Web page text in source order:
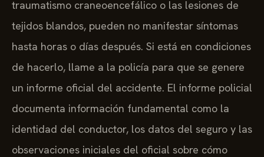
traumatismo craneoencefálico o las lesiones de
tejidos blandos, pueden no manifestar síntomas
hasta horas o días después. Si está en condiciones
de hacerlo, llame a la policía para que se genere
un informe oficial del accidente. El informe policial
documenta información fundamental como la
identidad del conductor, los datos del seguro y las
observaciones iniciales del oficial sobre cómo